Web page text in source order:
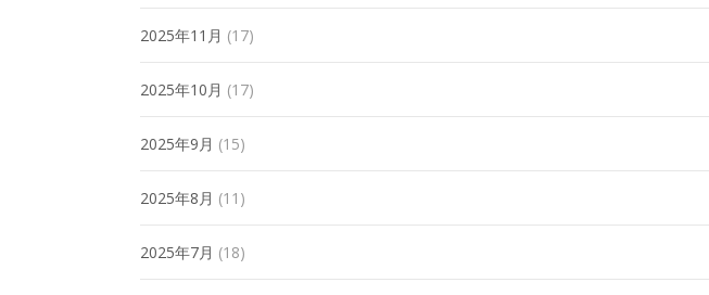
2025年11月 (17)
2025年10月 (17)
2025年9月 (15)
2025年8月 (11)
2025年7月 (18)